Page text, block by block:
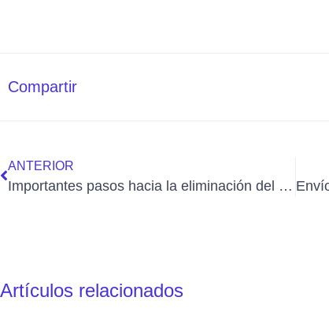
Compartir
ANTERIOR
Importantes pasos hacia la eliminación del roaming en Europa
Artículos relacionados